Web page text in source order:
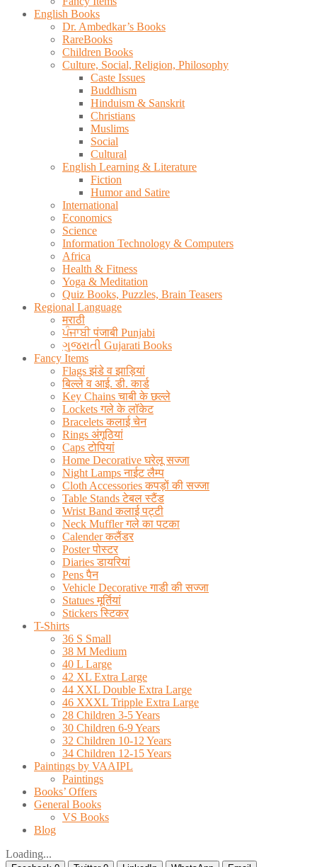
English Books
Dr. Ambedkar’s Books
RareBooks
Children Books
Culture, Social, Religion, Philosophy
Caste Issues
Buddhism
Hinduism & Sanskrit
Christians
Muslims
Social
Cultural
English Learning & Literature
Fiction
Humor and Satire
International
Economics
Science
Information Technology & Computers
Africa
Health & Fitness
Yoga & Meditation
Quiz Books, Puzzles, Brain Teasers
Regional Language
मराठी
ਪੰਜਾਬੀ पंजाबी Punjabi
ગુજરાતી Gujarati Books
Fancy Items
Flags झंडे व झाड़ियां
बिल्ले व आई. डी. कार्ड
Key Chains चाबी के छल्ले
Lockets गले के लॉकेट
Bracelets कलाई चेन
Rings अंगूठियां
Caps टोपियां
Home Decorative घरेलू सज्जा
Night Lamps नाईट लैम्प
Cloth Accessories कपड़ों की सज्जा
Table Stands टेबल स्टैंड
Wrist Band कलाई पट्टी
Neck Muffler गले का पटका
Calender कलैंडर
Poster पोस्टर
Diaries डायरियां
Pens पैन
Vehicle Decorative गाडी की सज्जा
Statues मूर्तियां
Stickers स्टिकर
T-Shirts
36 S Small
38 M Medium
40 L Large
42 XL Extra Large
44 XXL Double Extra Large
46 XXXL Tripple Extra Large
28 Children 3-5 Years
30 Children 6-9 Years
32 Children 10-12 Years
34 Children 12-15 Years
Paintings by VAAIPL
Paintings
Books’ Offers
General Books
VS Books
Blog
Loading...